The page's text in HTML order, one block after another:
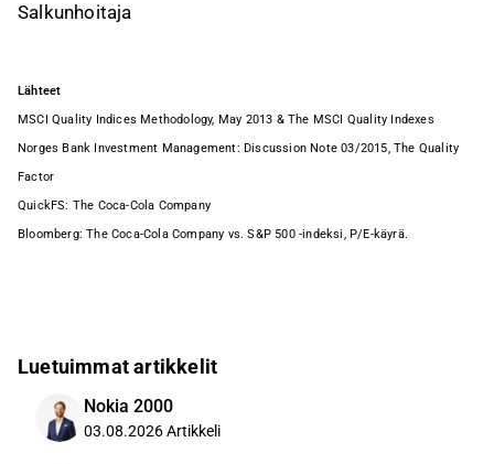
Salkunhoitaja
Lähteet
MSCI Quality Indices Methodology, May 2013 & The MSCI Quality Indexes
Norges Bank Investment Management: Discussion Note 03/2015, The Quality
Factor
QuickFS: The Coca-Cola Company
Bloomberg: The Coca-Cola Company vs. S&P 500 -indeksi, P/E-käyrä.
Luetuimmat artikkelit
Nokia 2000
03.08.2026Artikkeli